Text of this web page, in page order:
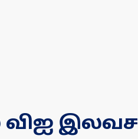
விஐ இலவச